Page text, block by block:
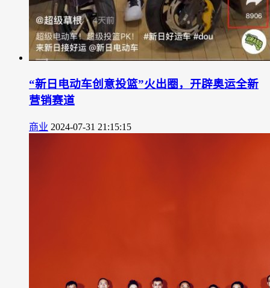
“新日电动车创意投篮”火出圈，开辟奥运全新
营销赛道
商业 2024-07-31 21:15:15